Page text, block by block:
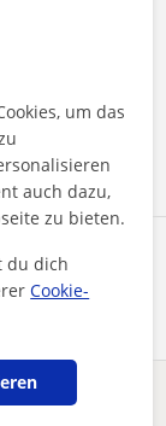
um das
auch dazu,
zu bieten.
du dich
Cookie-